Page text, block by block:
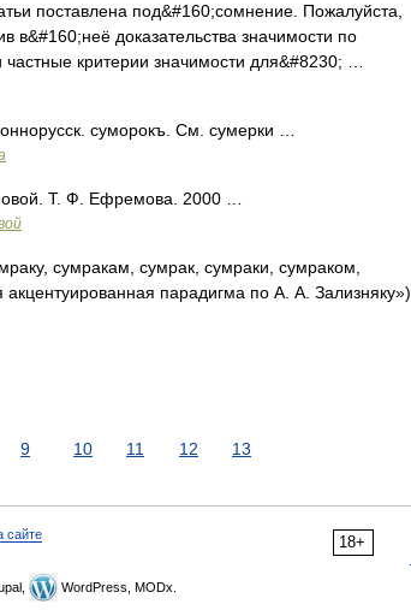
поставлена под&#160;сомнение. Пожалуйста,
в&#160;неё доказательства значимости по
критерии значимости для&#8230; …
суморокъ. См. сумерки …
Т. Ф. Ефремова. 2000 …
сумракам, сумрак, сумраки, сумраком,
парадигма по А. А. Зализняку»)
9 10 11 12 13
18+
сайте
WordPress, MODx.